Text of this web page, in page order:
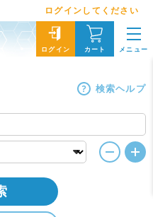
ログインしてください
ログイン カート メニュー
検索ヘルプ